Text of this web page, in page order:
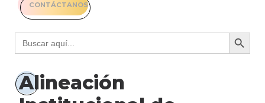
CONTÁCTANOS
Buscar: Botón
Alineación